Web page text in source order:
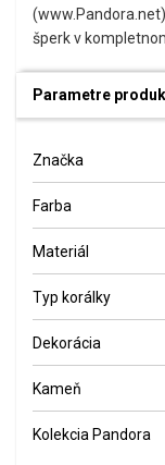
šperk v
Parametre
Značka
Farba
Materiál
Typ korálky
Dekorácia
Kameň
Kolekcia Pandora